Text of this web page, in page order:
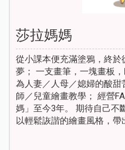
莎拉媽媽
從小課本便充滿塗鴉，終
夢； 一支畫筆，一塊畫板
為人妻／人母／媳婦的酸
師／兒童繪畫教學； 經營
媽」至今3年。 期待自己不
以輕鬆詼諧的繪畫風格，帶